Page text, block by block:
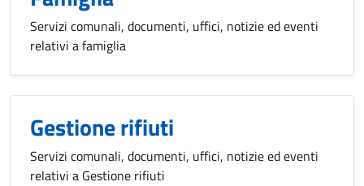
Servizi comunali, documenti, uffici, notizie ed eventi
relativi a famiglia
Gestione rifiuti
Servizi comunali, documenti, uffici, notizie ed eventi
relativi a Gestione rifiuti